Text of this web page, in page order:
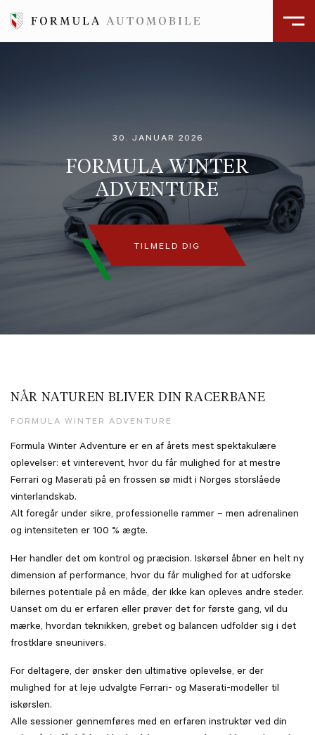
30. JANUAR 2026
FORMULA WINTER
ADVENTURE
TILMELD DIG
NÅR NATUREN BLIVER DIN RACERBANE
FORMULA WINTER ADVENTURE
Formula Winter Adventure er en af årets mest spektakulære
oplevelser: et vinterevent, hvor du får mulighed for at mestre
Ferrari og Maserati på en frossen sø midt i Norges storslåede
vinterlandskab.
Alt foregår under sikre, professionelle rammer – men adrenalinen
og intensiteten er 100 % ægte.
Her handler det om kontrol og præcision. Iskørsel åbner en helt ny
dimension af performance, hvor du får mulighed for at udforske
bilernes potentiale på en måde, der ikke kan opleves andre steder.
Uanset om du er erfaren eller prøver det for første gang, vil du
mærke, hvordan teknikken, grebet og balancen udfolder sig i det
frostklare sneunivers.
For deltagere, der ønsker den ultimative oplevelse, er der
mulighed for at leje udvalgte Ferrari- og Maserati-modeller til
iskørslen.
Alle sessioner gennemføres med en erfaren instruktør ved din